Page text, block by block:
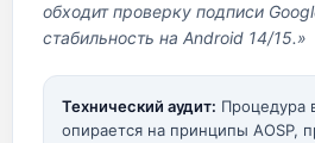
обходит проверку подписи
стабильность на Android 14/15.»
Технический аудит: Процедура
опирается на принципы AOSP,